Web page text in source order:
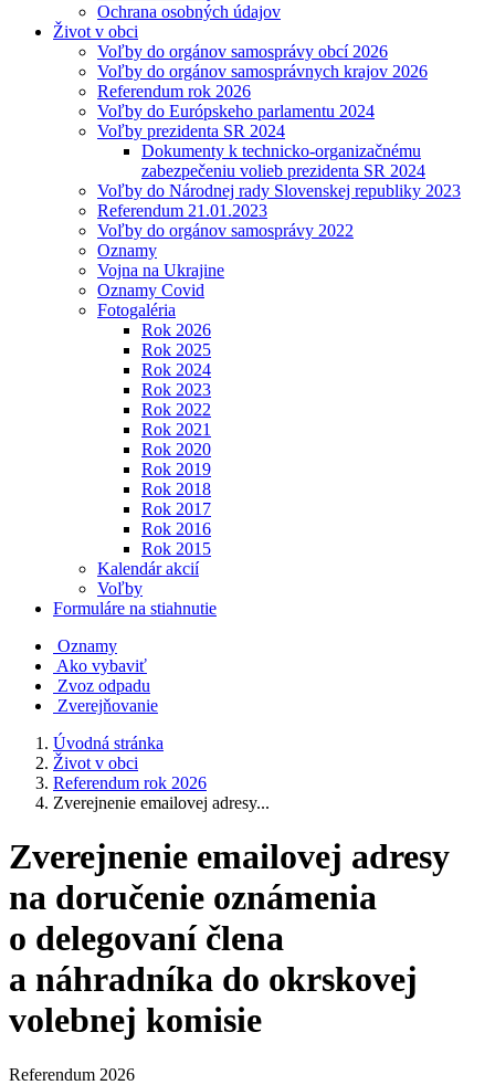
Ochrana osobných údajov
Život v obci
Voľby do orgánov samosprávy obcí 2026
Voľby do orgánov samosprávnych krajov 2026
Referendum rok 2026
Voľby do Európskeho parlamentu 2024
Voľby prezidenta SR 2024
Dokumenty k technicko-organizačnému
zabezpečeniu volieb prezidenta SR 2024
Voľby do Národnej rady Slovenskej republiky 2023
Referendum 21.01.2023
Voľby do orgánov samosprávy 2022
Oznamy
Vojna na Ukrajine
Oznamy Covid
Fotogaléria
Rok 2026
Rok 2025
Rok 2024
Rok 2023
Rok 2022
Rok 2021
Rok 2020
Rok 2019
Rok 2018
Rok 2017
Rok 2016
Rok 2015
Kalendár akcií
Voľby
Formuláre na stiahnutie
Oznamy
Ako vybaviť
Zvoz odpadu
Zverejňovanie
Úvodná stránka
Život v obci
Referendum rok 2026
Zverejnenie emailovej adresy...
Zverejnenie emailovej adresy
na doručenie oznámenia
o delegovaní člena
a náhradníka do okrskovej
volebnej komisie
Referendum 2026